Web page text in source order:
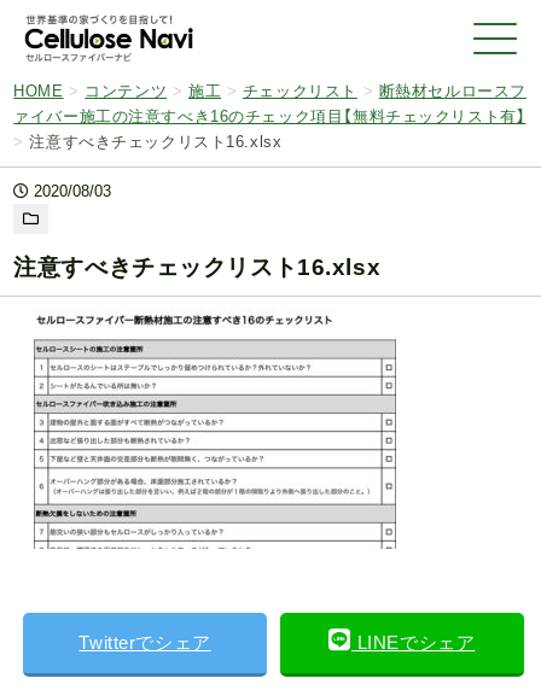
HOME > コンテンツ > 施工 > チェックリスト > 断熱材セルロースフ
ァイバー施工の注意すべき16のチェック項目【無料チェックリスト有】
>注意すべきチェックリスト16.xlsx
2020/08/03
注意すべきチェックリスト16.xlsx
Twitterでシェア LINEでシェア